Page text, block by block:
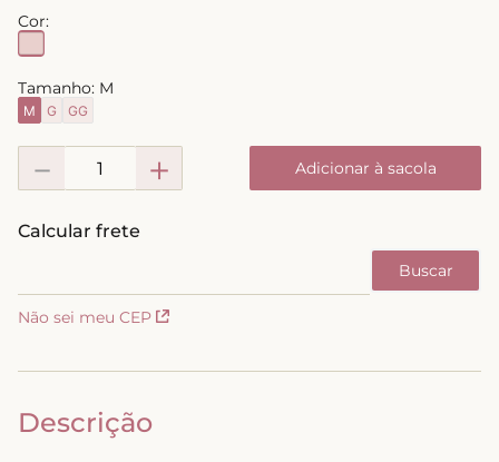
Cor:
Tamanho: M
M G GG
＋
－ Adicionar à sacola
Não sei meu CEP
Descrição
short doll
biquini
10º calcinha